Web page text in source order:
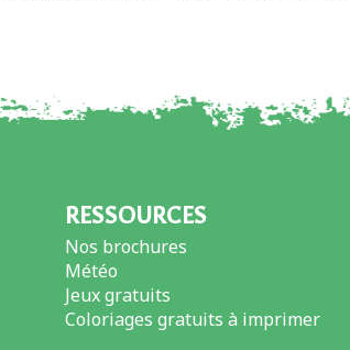
RESSOURCES
Nos brochures
Météo
Jeux gratuits
Coloriages gratuits à imprimer